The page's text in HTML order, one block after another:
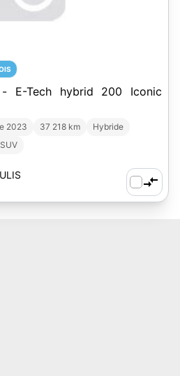
- E-Tech hybrid 200 Iconic
2023 37 218 km
Hybride